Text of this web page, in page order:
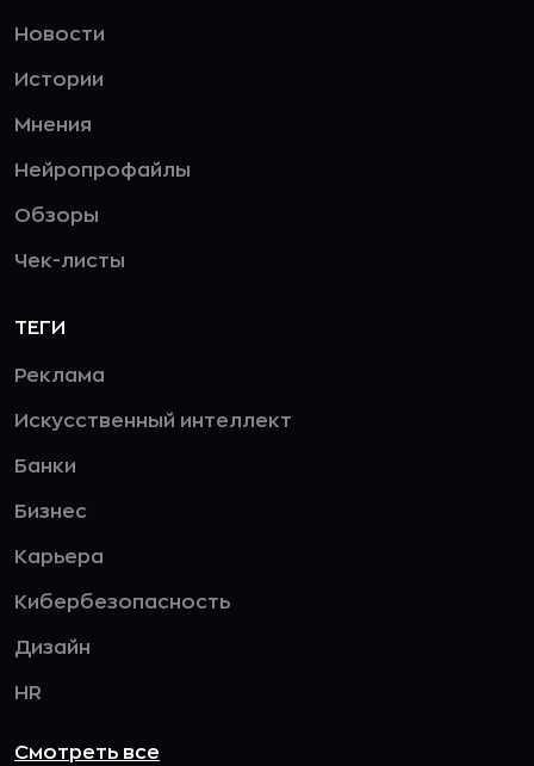
Новости
Истории
Мнения
Нейропрофайлы
Обзоры
Чек-листы
ТЕГИ
Реклама
Искусственный интеллект
Банки
Бизнес
Карьера
Кибербезопасность
Дизайн
HR
Смотреть все